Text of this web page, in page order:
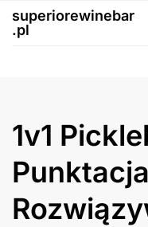
content
superiorewinebar
.pl
1v1